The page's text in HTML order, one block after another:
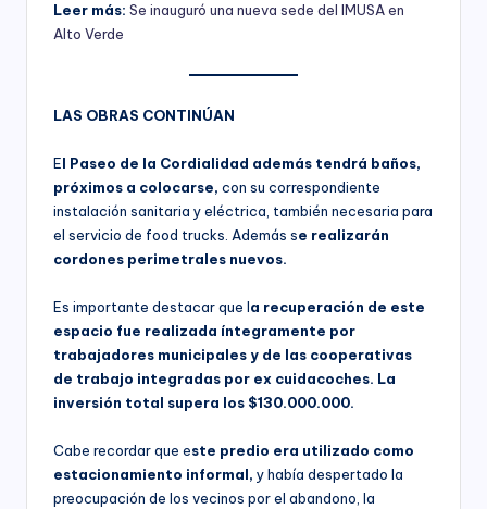
Leer más: Se inauguró una nueva sede del IMUSA en
Alto Verde
LAS OBRAS CONTINÚAN
El Paseo de la Cordialidad además tendrá baños,
próximos a colocarse, con su correspondiente
instalación sanitaria y eléctrica, también necesaria para
el servicio de food trucks. Además se realizarán
cordones perimetrales nuevos.
Es importante destacar que la recuperación de este
espacio fue realizada íntegramente por
trabajadores municipales y de las cooperativas
de trabajo integradas por ex cuidacoches. La
inversión total supera los $130.000.000.
Cabe recordar que este predio era utilizado como
estacionamiento informal, y había despertado la
preocupación de los vecinos por el abandono, la